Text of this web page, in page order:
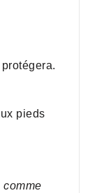
pieds